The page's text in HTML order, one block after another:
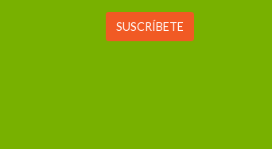
SUSCRÍBETE